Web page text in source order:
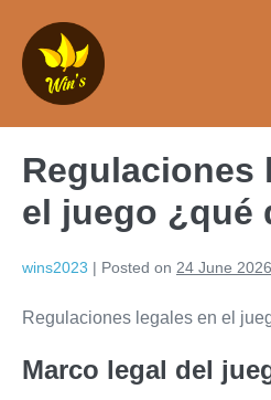
content
Regulaciones
el juego ¿qué
wins2023 | Posted on 24 June 2026
Regulaciones legales en el
Marco legal del